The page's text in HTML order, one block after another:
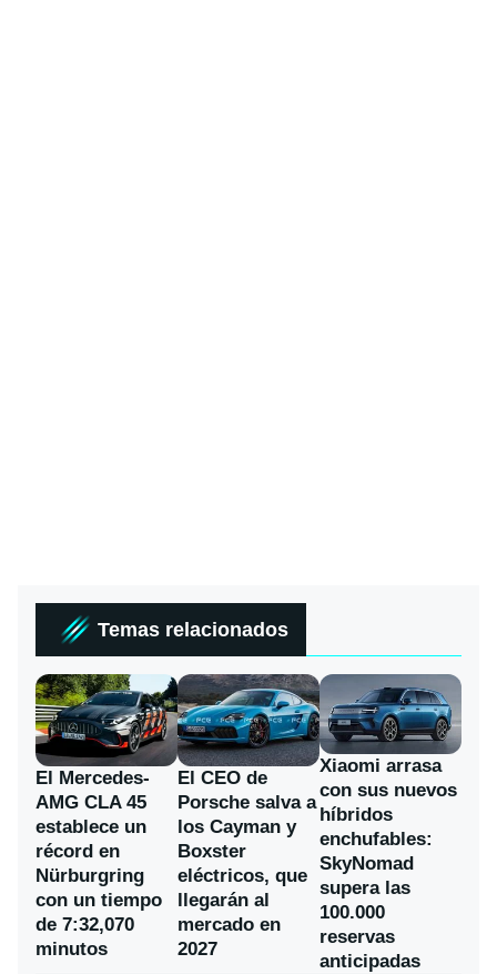
Temas relacionados
El Mercedes-
AMG CLA 45
establece un
récord en
Nürburgring
con un tiempo
de 7:32,070
minutos
El CEO de
Porsche salva a
los Cayman y
Boxster
eléctricos, que
llegarán al
mercado en
2027
Xiaomi arrasa
con sus nuevos
híbridos
enchufables:
SkyNomad
supera las
100.000
reservas
anticipadas